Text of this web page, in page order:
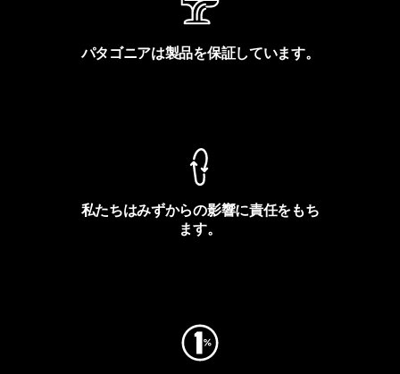
パタゴニアは製品を保証しています。
私たちはみずからの影響に責任をもち
ます。